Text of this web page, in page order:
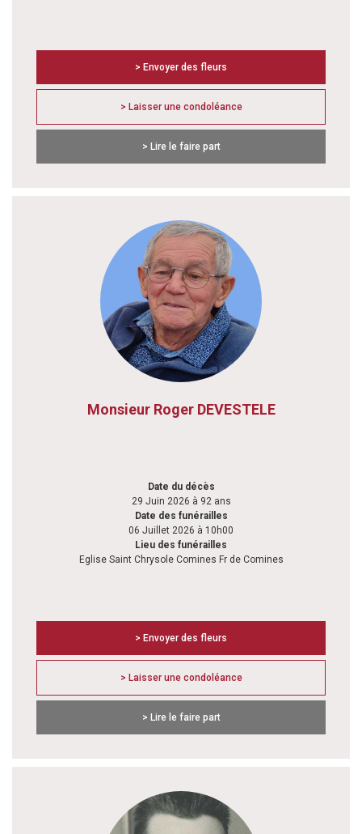
> Envoyer des fleurs
> Laisser une condoléance
> Lire le faire part
Monsieur Roger DEVESTELE
Date du décès
29 Juin 2026 à 92 ans
Date des funérailles
06 Juillet 2026 à 10h00
Lieu des funérailles
Eglise Saint Chrysole Comines Fr de Comines
> Envoyer des fleurs
> Laisser une condoléance
> Lire le faire part